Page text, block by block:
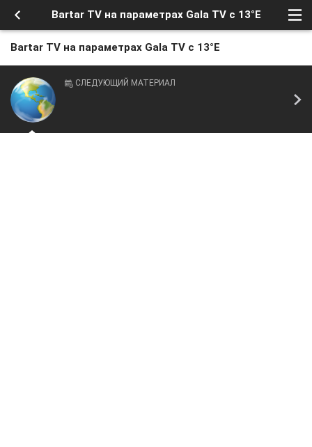
Bartar TV на параметрах Gala TV с 13°E
Bartar TV на параметрах Gala TV с 13°E
СЛЕДУЮЩИЙ МАТЕРИАЛ